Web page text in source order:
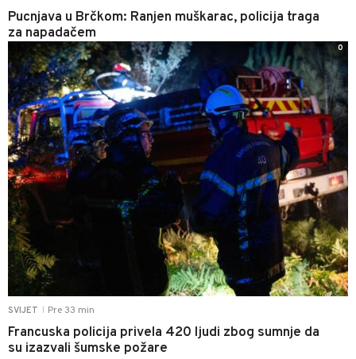
Pucnjava u Brčkom: Ranjen muškarac, policija traga
za napadačem
SVIJET Pre 33 min
Francuska policija privela 420 ljudi zbog sumnje da
su izazvali šumske požare
0